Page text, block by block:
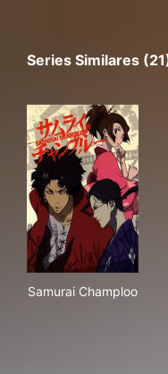
Series Similares
Samurai Champloo